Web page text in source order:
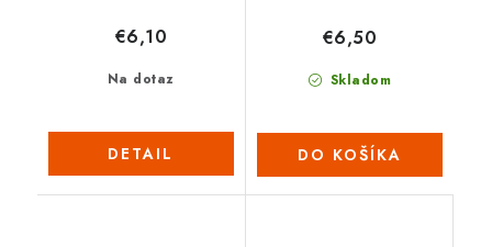
Na dotaz
€6,10
DETAIL
Skladom
€6,50
DO KOŠÍKA